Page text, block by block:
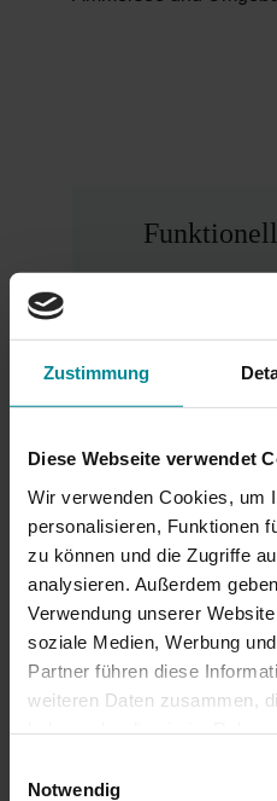
Zustimmung
Diese Webseite verwendet
Wir verwenden Cookies, um
personalisieren, Funktionen
zu können und die Zugriffe
analysieren. Außerdem
Verwendung unserer
soziale Medien, Werbung
Partner führen diese
weiteren Daten zusammen,
Notwendig
Symptome in ihrer
effektiv und
Mehr
Intervall-